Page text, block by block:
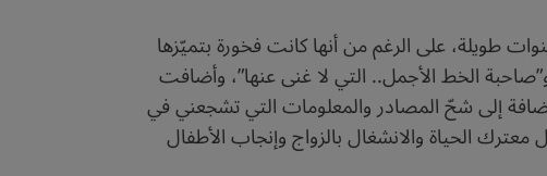
طويلة، على الرغم من أنها كانت فخورة بتميّزها
الخط الأجمل.. التي لا غنى عنها”، وأضافت
إلى شحّ المصادر والمعلومات التي تشجعني في
الحياة والانشغال بالزواج وإنجاب الأطفال